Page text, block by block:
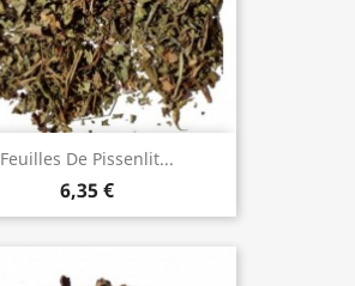
Feuilles De Pissenlit...
6,35 €